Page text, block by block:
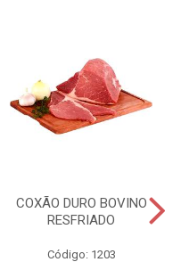
COXÃO DURO BOVINO
RESFRIADO
Código: 1203